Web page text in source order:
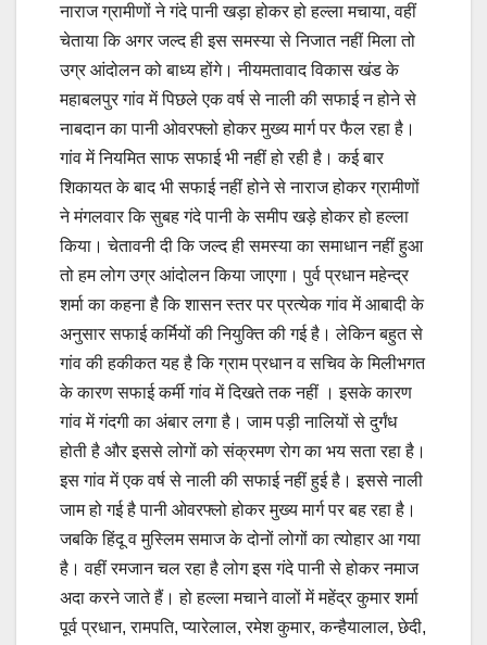
नाराज ग्रामीणों ने गंदे पानी खड़ा होकर हो हल्ला मचाया, वहीं
चेताया कि अगर जल्द ही इस समस्या से निजात नहीं मिला तो
उग्र आंदोलन को बाध्य होंगे। नीयमतावाद विकास खंड के
महाबलपुर गांव में पिछले एक वर्ष से नाली की सफाई न होने से
नाबदान का पानी ओवरफ्लो होकर मुख्य मार्ग पर फैल रहा है।
गांव में नियमित साफ सफाई भी नहीं हो रही है। कई बार
शिकायत के बाद भी सफाई नहीं होने से नाराज होकर ग्रामीणों
ने मंगलवार कि सुबह गंदे पानी के समीप खड़े होकर हो हल्ला
किया। चेतावनी दी कि जल्द ही समस्या का समाधान नहीं हुआ
तो हम लोग उग्र आंदोलन किया जाएगा। पुर्व प्रधान महेन्द्र
शर्मा का कहना है कि शासन स्तर पर प्रत्येक गांव में आबादी के
अनुसार सफाई कर्मियों की नियुक्ति की गई है। लेकिन बहुत से
गांव की हकीकत यह है कि ग्राम प्रधान व सचिव के मिलीभगत
के कारण सफाई कर्मी गांव में दिखते तक नहीं । इसके कारण
गांव में गंदगी का अंबार लगा है। जाम पड़ी नालियों से दुर्गंध
होती है और इससे लोगों को संक्रमण रोग का भय सता रहा है।
इस गांव में एक वर्ष से नाली की सफाई नहीं हुई है। इससे नाली
जाम हो गई है पानी ओवरफ्लो होकर मुख्य मार्ग पर बह रहा है।
जबकि हिंदू व मुस्लिम समाज के दोनों लोगों का त्योहार आ गया
है। वहीं रमजान चल रहा है लोग इस गंदे पानी से होकर नमाज
अदा करने जाते हैं। हो हल्ला मचाने वालों में महेंद्र कुमार शर्मा
पूर्व प्रधान, रामपति, प्यारेलाल, रमेश कुमार, कन्हैयालाल, छेदी,